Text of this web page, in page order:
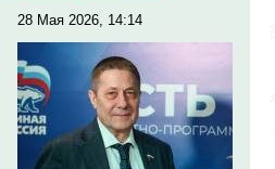
28 Мая 2026, 14:14